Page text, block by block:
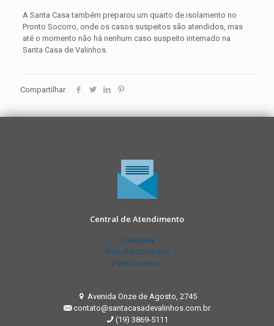
A Santa Casa também preparou um quarto de isolamento no
Pronto Socorro, onde os casos suspeitos são atendidos, mas
até o momento não há nenhum caso suspeito internado na
Santa Casa de Valinhos.
Compartilhar
Central de Atendimento
Ouvidoria
Trabalhe Conosco
Fale Conosco
Avenida Onze de Agosto, 2745
contato@santacasadevalinhos.com.br
(19) 3869-5111